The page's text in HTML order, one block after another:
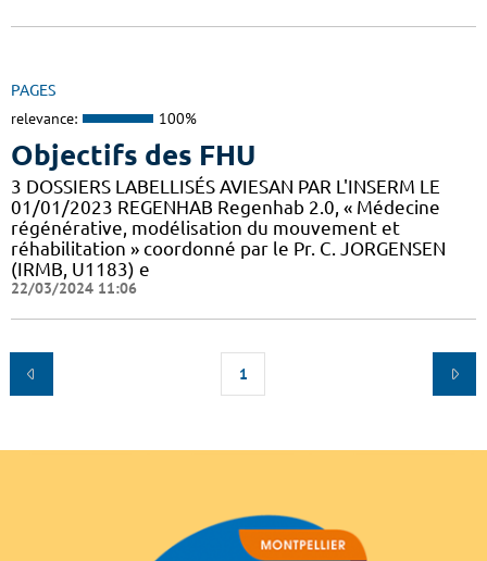
PAGES
relevance: 100%
Objectifs des FHU
3 DOSSIERS LABELLISÉS AVIESAN PAR L'INSERM LE
01/01/2023 REGENHAB Regenhab 2.0, « Médecine
régénérative, modélisation du mouvement et
réhabilitation » coordonné par le Pr. C. JORGENSEN
(IRMB, U1183) e
22/03/2024 11:06
1